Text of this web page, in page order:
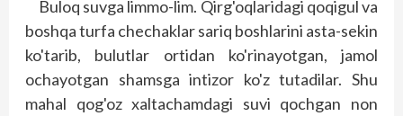
Buloq suvga limmo-lim. Qirg'oqlaridagi qoqigul va
boshqa turfa chechaklar sariq boshlarini asta-sekin
ko'tarib, bulutlar ortidan ko'rinayotgan, jamol
ochayotgan shamsga intizor ko'z tutadilar. Shu
mahal qog'oz xaltachamdagi suvi qochgan non